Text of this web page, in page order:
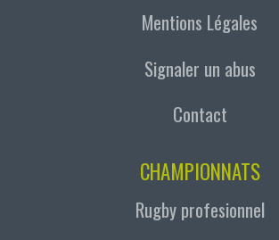
Mentions Légales
Signaler un abus
Contact
CHAMPIONNATS
Rugby profesionnel